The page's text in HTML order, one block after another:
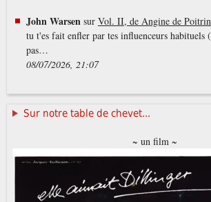
John Warsensur Vol. II, de Angine de
tu t'es fait enfler par tes influenceurs habituels
pas…
08/07/2026, 21:07
Sur notre table de chevet...
~ un film ~